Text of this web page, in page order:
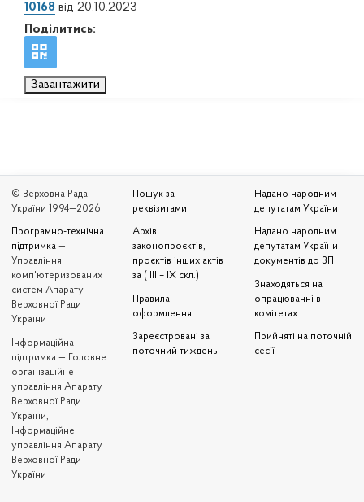
10168 від 20.10.2023
Поділитись:
Завантажити
© Верховна Рада
України 1994—2026
Програмно-технічна
підтримка —
Управління
комп'ютеризованих
систем Апарату
Верховної Ради
України
Iнформаційна
підтримка — Головне
організаційне
управління Апарату
Верховної Ради
України,
Інформаційне
управління Апарату
Верховної Ради
України
Пошук за
реквізитами
Архів
законопроєктів,
проєктів інших актів
за ( III – IX скл.)
Правила
оформлення
Зареєстровані за
поточний тиждень
Надано народним
депутатам України
Надано народним
депутатам України
документів до ЗП
Знаходяться на
опрацюванні в
комітетах
Прийняті на поточній
сесії